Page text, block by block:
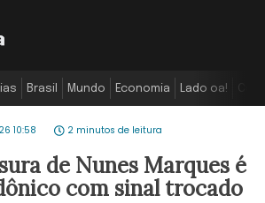
Brasil Mundo Economia Lado oa!
10:58 2 minutos de leitura
de Nunes Marques é
com sinal trocado